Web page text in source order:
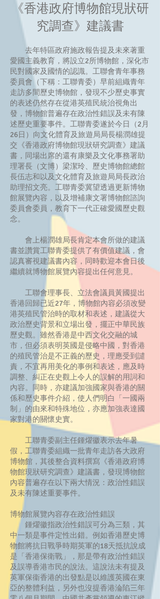
《香港政府博物館現狀研
究調查》建議書
去年特區政府施政報告提及未來著重
愛國主義教育，將設立2所博物館，深化市
民對國家及國情的認識。工聯會青年事務
委員會（下稱：工聯青委）早前組織青年
走訪多間歷史博物館，發現不少歷史事實
的表述仍然存在從港英殖民統治視角出
發，博物館普遍存在政治性錯誤及未有陳
述歷史重要事件。工聯青委遂於今日（2月
26日）向文化體育及旅遊局局長楊潤雄提
交《香港政府博物館現狀研究調查》建議
書，同場出席的還有康樂及文化事務署助
理署長（文博）梁潔玲、歷史博物館總館
長伍志和以及文化體育及旅遊局局長政治
助理招文亮。工聯青委冀望透過更新博物
館展覽內容，以及增補康文署博物館諮詢
委員會委員，教育下一代正確愛國歷史觀
念。
會上楊潤雄局長肯定本會所做的建議
書並讚賞工聯青委提供了有價值建議，會
認真審視建議書內容，同時歡迎本會日後
繼續就博物館展覽內容提出任何意見。
工聯會理事長、立法會議員黃國提出
香港回歸已近27年，博物館內容必須改變
港英殖民管治時的取材和表述，建議從大
政治歷史背景和立場出發，擺正中華民族
歷史觀。雖然香港是中西文化交融的城
市，但必須表明英國是侵略中國，對香港
的殖民管治是不正義的歷史，理應受到譴
責，不宜再用美化的事例和表述，應及時
調整、糾正在史觀上令人的誤解的用詞和
內容。同時，亦建議加強國家與香港的關
係和歷史事件介紹，使人們明白「一國兩
制」的由來和特殊地位，亦應加強表達國
家對港的關懷史實。
工聯青委副主任鍾燿徽表示去年暑
假，工聯青委組織一批青年走訪各大政府
博物館，其後整合資料撰寫《香港政府博
物館現狀研究調查》建議書，發現博物館
內容普遍存在以下兩大情況：政治性錯誤
及未有陳述重要事件。
博物館展覽內容存在政治性錯誤
鍾燿徽指政治性錯誤可分為三類，其
中一類是事件定性出錯。例如香港歷史博
物館將抗日戰爭時期英軍的18天抵抗說成
是「香港保衛戰」，那是帶有政治性錯誤
及誤導香港市民的說法。這說法未有提及
英軍保衞香港的出發點是以維護英國在東
亞的整體利益，另外也沒提香港淪陷三年